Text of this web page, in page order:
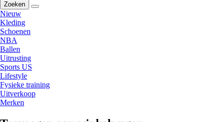
Zoeken
Nieuw
Kleding
Schoenen
NBA
Ballen
Uitrusting
Sports US
Lifestyle
Fysieke training
Uitverkoop
Merken